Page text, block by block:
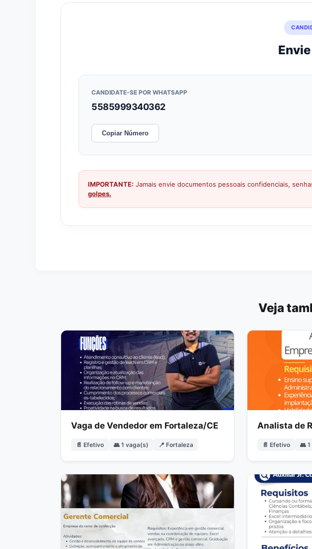
CANDIDATE-SE POR WHATSAPP
5585999340362
Copiar Número
IMPORTANTE: Jamais envie documentos pessoais confidenciais,
golpes.
Veja
Vaga de Vendedor em Fortaleza/CE
📄 Efetivo 👥 1 vaga(s) 📍 Fortaleza
Analista de
📄 Efetivo 👥